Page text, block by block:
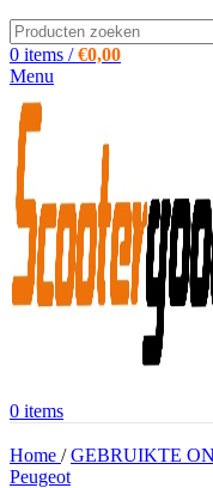
0 items / €0,00
Menu
0 items
Home / GEBRUIKTE
Peugeot